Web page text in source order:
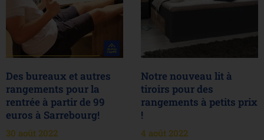
Des bureaux et autres
rangements pour la
rentrée à partir de 99
euros à Sarrebourg!
30 août 2022
Notre nouveau lit à
tiroirs pour des
rangements à petits prix
!
4 août 2022